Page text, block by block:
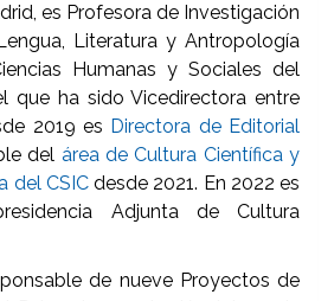
es Profesora de Investigación
Literatura y Antropología
Humanas y Sociales del
que ha sido Vicedirectora entre
2019 es Directora de Editorial
del área de Cultura Científica y
del CSICdesde 2021. En 2022 es
Adjunta de Cultura
de nueve Proyectos de